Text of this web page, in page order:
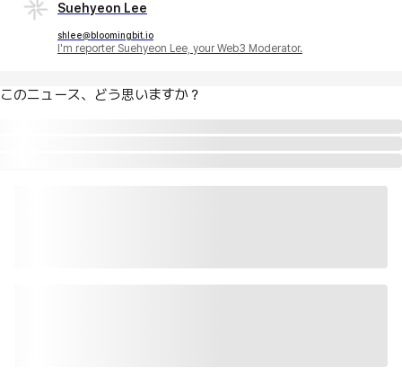
Suehyeon Lee
shlee@bloomingbit.io
I'm reporter Suehyeon Lee, your Web3 Moderator.
このニュース、どう思いますか？